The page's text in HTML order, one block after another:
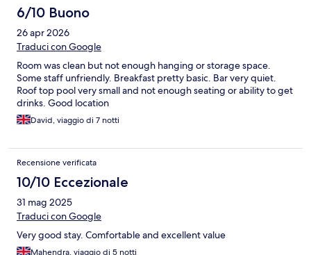
6/10 Buono
26 apr 2026
Traduci con Google
Room was clean but not enough hanging or storage space.
Some staff unfriendly. Breakfast pretty basic. Bar very quiet.
Roof top pool very small and not enough seating or ability to get
drinks. Good location
David, viaggio di 7 notti
Recensione verificata
10/10 Eccezionale
31 mag 2025
Traduci con Google
Very good stay. Comfortable and excellent value
Mahendra, viaggio di 5 notti